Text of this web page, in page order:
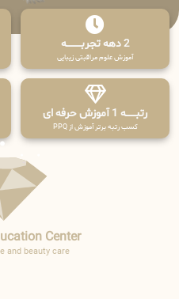
2 دهه تجربـــــــــه
آموزش علوم مراقبتی زیبایی
رتبــــــه 1 آموزش حرفه ای
کسب رتبه برتر آموزش از PPQ
Center
and beauty care